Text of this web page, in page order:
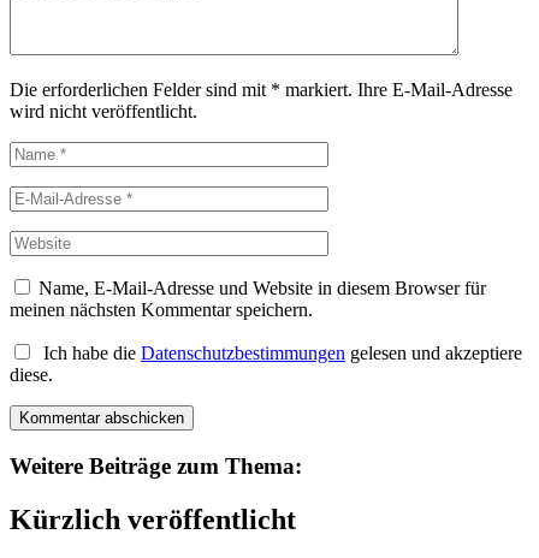
Die erforderlichen Felder sind mit * markiert. Ihre E-Mail-Adresse
wird nicht veröffentlicht.
Name, E-Mail-Adresse und Website in diesem Browser für
meinen nächsten Kommentar speichern.
Ich habe die Datenschutzbestimmungen gelesen und akzeptiere
diese.
Weitere Beiträge zum Thema:
Kürzlich veröffentlicht